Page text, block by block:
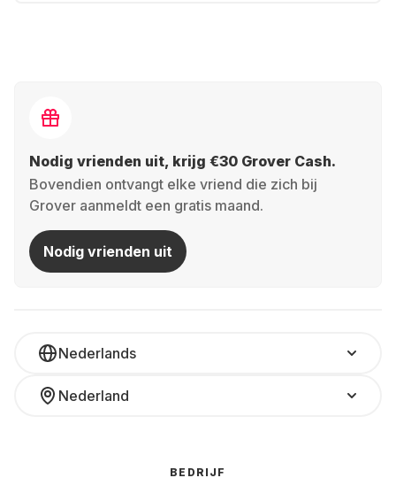
Nodig vrienden uit, krijg €30 Grover Cash.
Bovendien ontvangt elke vriend die zich bij
Grover aanmeldt een gratis maand.
Nodig vrienden uit
Nederlands
Nederland
BEDRIJF